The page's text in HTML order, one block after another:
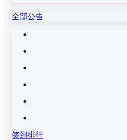
全部公告
签到排行